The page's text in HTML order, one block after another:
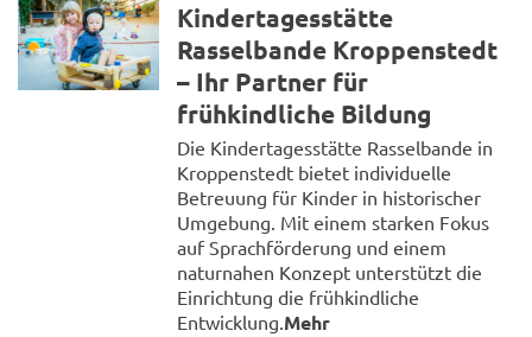
Kindertagesstätte
Rasselbande Kroppenstedt
– Ihr Partner für
frühkindliche Bildung
Die Kindertagesstätte Rasselbande in
Kroppenstedt bietet individuelle
Betreuung für Kinder in historischer
Umgebung. Mit einem starken Fokus
auf Sprachförderung und einem
naturnahen Konzept unterstützt die
Einrichtung die frühkindliche
Entwicklung.Mehr